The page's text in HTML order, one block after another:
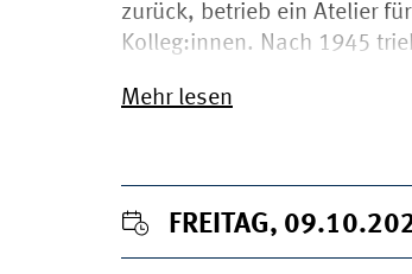
zurück, betrieb ein Atelier
Kolleg:innen. Nach 1945
Mehr lesen
FREITAG,